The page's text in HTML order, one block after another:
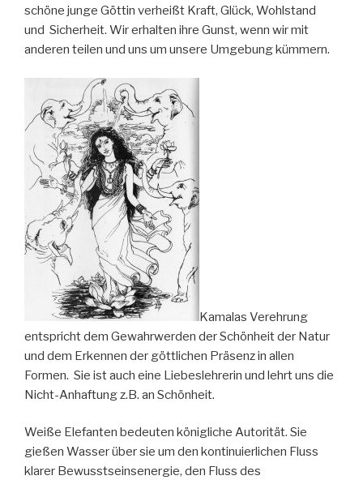
schöne junge Göttin verheißt Kraft, Glück, Wohlstand
und Sicherheit. Wir erhalten ihre Gunst, wenn wir mit
anderen teilen und uns um unsere Umgebung kümmern.
Kamalas Verehrung
entspricht dem Gewahrwerden der Schönheit der Natur
und dem Erkennen der göttlichen Präsenz in allen
Formen. Sie ist auch eine Liebeslehrerin und lehrt uns die
Nicht-Anhaftung z.B. an Schönheit.
Weiße Elefanten bedeuten königliche Autorität. Sie
gießen Wasser über sie um den kontinuierlichen Fluss
klarer Bewusstseinsenergie, den Fluss des